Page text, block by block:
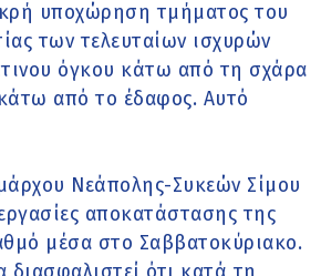
υποχώρηση τμήματος του
των τελευταίων ισχυρών
όγκου κάτω από τη σχάρα
από το έδαφος. Αυτό
Νεάπολης-Συκεών Σίμου
αποκατάστασης της
μέσα στο Σαββατοκύριακο.